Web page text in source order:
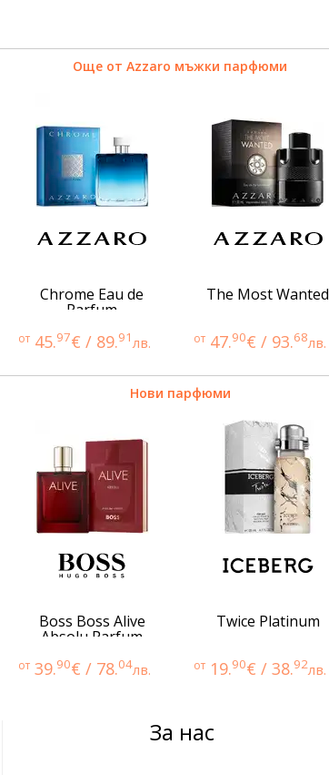
Още от Azzaro мъжки парфюми
Chrome Eau de
Parfum
от 45.97€ / 89.91лв.
The Most Wanted
от 47.90€ / 93.68лв.
Нови парфюми
Boss Boss Alive
Absolu Parfum
от 39.90€ / 78.04лв.
Twice Platinum
от 19.90€ / 38.92лв.
За нас